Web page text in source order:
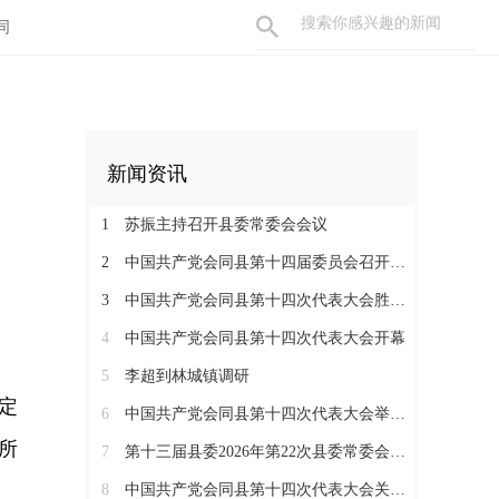
新闻资讯
1 苏振主持召开县委常委会会议
2 中国共产党会同县第十四届委员会召开第一次全体会议
3 中国共产党会同县第十四次代表大会胜利闭幕
4 中国共产党会同县第十四次代表大会开幕
5 李超到林城镇调研
6 中国共产党会同县第十四次代表大会举行严肃换届纪律专题培训会
7 第十三届县委2026年第22次县委常委会会议召开
8 中国共产党会同县第十四次代表大会关于中共会同县第十三届委员会报告的决议